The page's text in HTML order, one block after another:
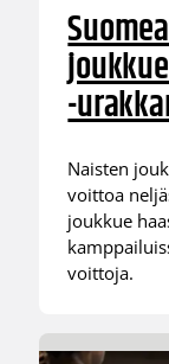
-
Naisten
voittoa
joukkue
voittoja.